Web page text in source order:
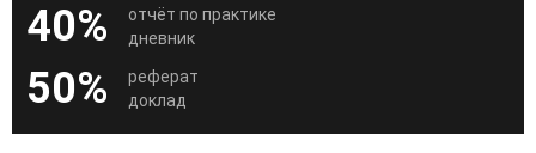
40%
отчёт по практике
дневник
50%
реферат
доклад